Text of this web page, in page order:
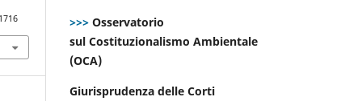
>>> Osservatorio
sul Costituzionalismo Ambientale
(OCA)
Giurisprudenza delle Corti